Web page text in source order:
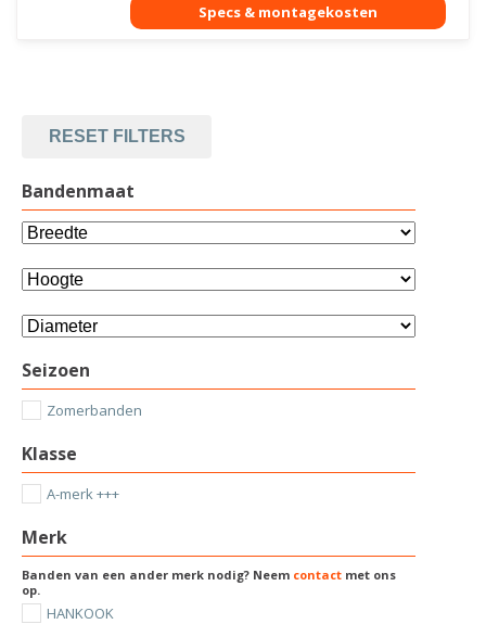
RESET FILTERS
Bandenmaat
Seizoen
Zomerbanden
Klasse
A-merk +++
Merk
Banden van een ander merk nodig? Neem contact met ons
op.
HANKOOK